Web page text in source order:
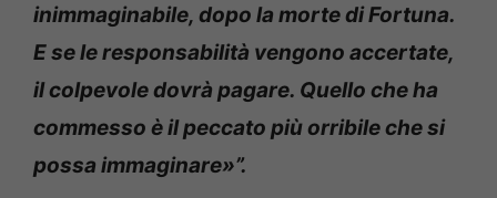
inimmaginabile, dopo la morte di Fortuna.
E se le responsabilità vengono accertate,
il colpevole dovrà pagare. Quello che ha
commesso è il peccato più orribile che si
possa immaginare»”.